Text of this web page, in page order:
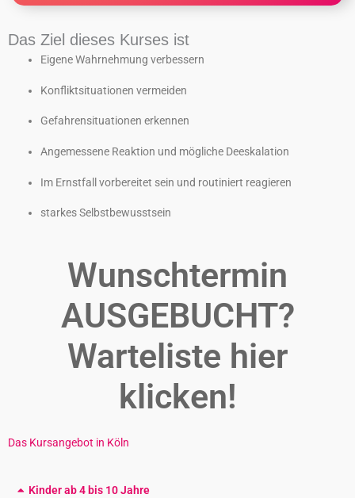
Das Ziel dieses Kurses ist
Eigene Wahrnehmung verbessern
Konfliktsituationen vermeiden
Gefahrensituationen erkennen
Angemessene Reaktion und mögliche Deeskalation
Im Ernstfall vorbereitet sein und routiniert reagieren
starkes Selbstbewusstsein
Wunschtermin
AUSGEBUCHT?
Warteliste hier
klicken!
Das Kursangebot in Köln
Kinder ab 4 bis 10 Jahre